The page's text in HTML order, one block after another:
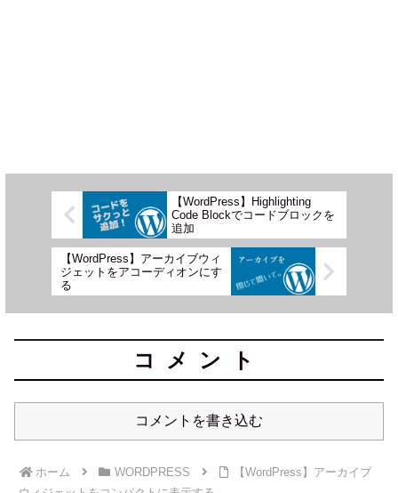
【WordPress】Highlighting
Code Blockでコードブロックを
追加
【WordPress】アーカイブウィ
ジェットをアコーディオンにす
る
コメント
コメントを書き込む
ホーム WORDPRESS
【WordPress】アーカイブ